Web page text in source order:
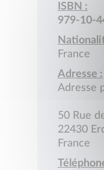
ISBN :
979-10-
France
Adresse :
Adresse
50 Rue
22430
France